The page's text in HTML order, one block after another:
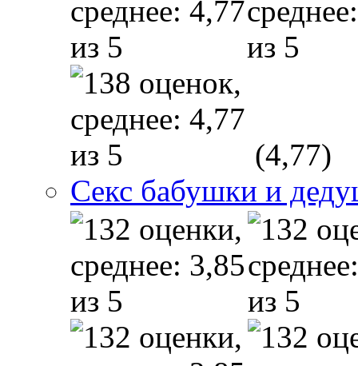
(4,77)
Секс бабушки и